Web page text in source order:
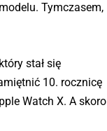
Tymczasem,
stał się
10. rocznicę
Watch X. A skoro